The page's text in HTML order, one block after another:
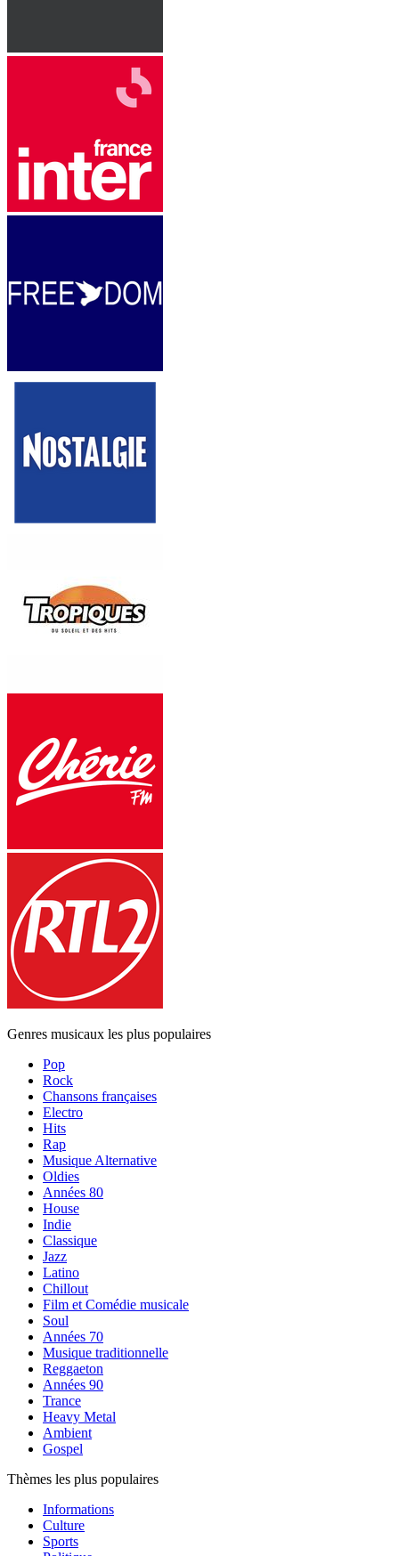
Genres musicaux les plus populaires
Pop
Rock
Chansons françaises
Electro
Hits
Rap
Musique Alternative
Oldies
Années 80
House
Indie
Classique
Jazz
Latino
Chillout
Film et Comédie musicale
Soul
Années 70
Musique traditionnelle
Reggaeton
Années 90
Trance
Heavy Metal
Ambient
Gospel
Thèmes les plus populaires
Informations
Culture
Sports